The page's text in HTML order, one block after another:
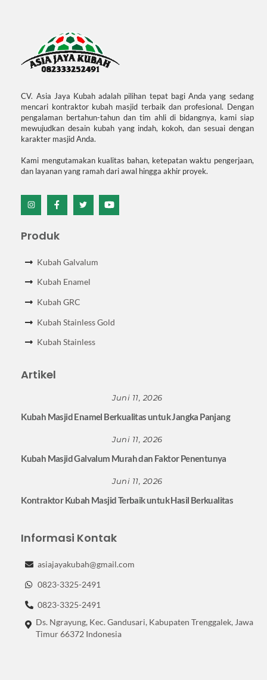
CV. Asia Jaya Kubah adalah pilihan tepat bagi Anda yang sedang
mencari kontraktor kubah masjid terbaik dan profesional. Dengan
pengalaman bertahun-tahun dan tim ahli di bidangnya, kami siap
mewujudkan desain kubah yang indah, kokoh, dan sesuai dengan
karakter masjid Anda.
Kami mengutamakan kualitas bahan, ketepatan waktu pengerjaan,
dan layanan yang ramah dari awal hingga akhir proyek.
Icon
Icon
Icon
Icon
Produk
Kubah Galvalum
Kubah Enamel
Kubah GRC
Kubah Stainless Gold
Kubah Stainless
Artikel
Juni 11, 2026
Kubah Masjid Enamel Berkualitas untuk Jangka Panjang
Juni 11, 2026
Kubah Masjid Galvalum Murah dan Faktor Penentunya
Juni 11, 2026
Kontraktor Kubah Masjid Terbaik untuk Hasil Berkualitas
Informasi Kontak
asiajayakubah@gmail.com
0823-3325-2491
0823-3325-2491
Ds. Ngrayung, Kec. Gandusari, Kabupaten Trenggalek, Jawa
Timur 66372 Indonesia